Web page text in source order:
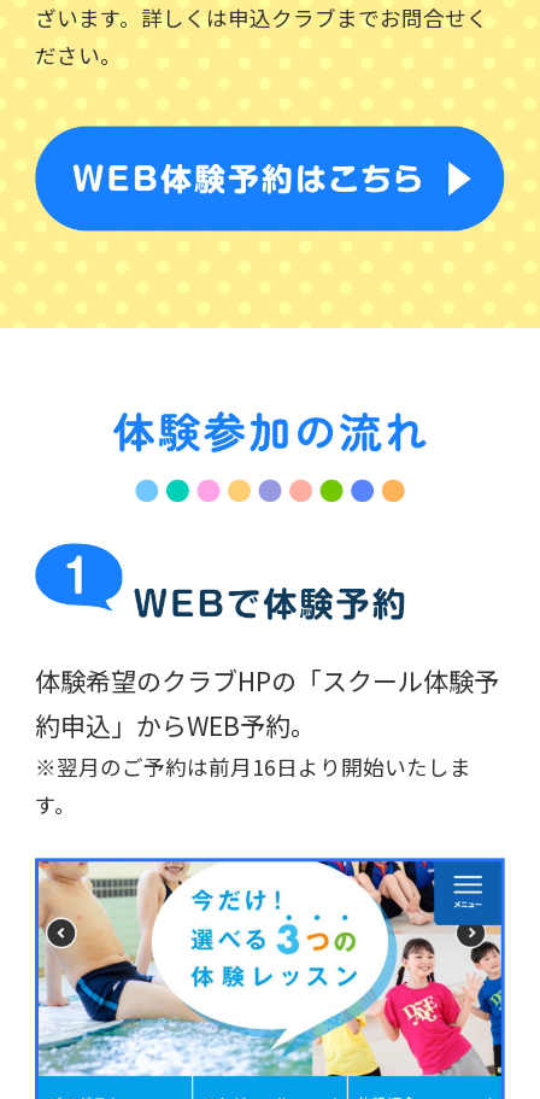
ざいます。詳しくは申込クラブまでお問合せく
ださい。
体験希望のクラブHPの 「スクール体験予
約申込」からWEB予約。
※翌月のご予約は前月16日より開始いたしま
す。